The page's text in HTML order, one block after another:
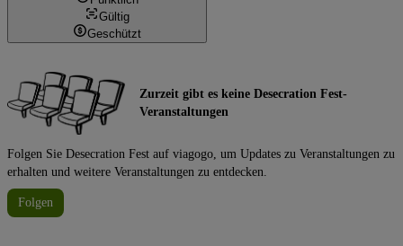
Gültig
Geschützt
Zurzeit gibt es keine Desecration Fest-
Veranstaltungen
Folgen Sie Desecration Fest auf viagogo, um Updates zu Veranstaltungen zu
erhalten und weitere Veranstaltungen zu entdecken.
Folgen